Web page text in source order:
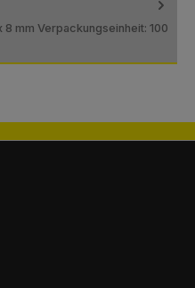
mm Verpackungseinheit: 100